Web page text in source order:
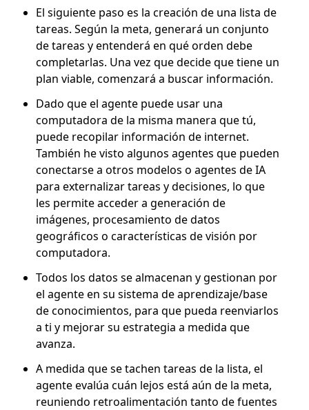
El siguiente paso es la creación de una lista de
tareas. Según la meta, generará un conjunto
de tareas y entenderá en qué orden debe
completarlas. Una vez que decide que tiene un
plan viable, comenzará a buscar información.
Dado que el agente puede usar una
computadora de la misma manera que tú,
puede recopilar información de internet.
También he visto algunos agentes que pueden
conectarse a otros modelos o agentes de IA
para externalizar tareas y decisiones, lo que
les permite acceder a generación de
imágenes, procesamiento de datos
geográficos o características de visión por
computadora.
Todos los datos se almacenan y gestionan por
el agente en su sistema de aprendizaje/base
de conocimientos, para que pueda reenviarlos
a ti y mejorar su estrategia a medida que
avanza.
A medida que se tachen tareas de la lista, el
agente evalúa cuán lejos está aún de la meta,
reuniendo retroalimentación tanto de fuentes